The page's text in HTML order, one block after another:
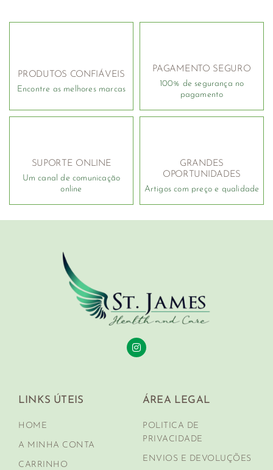
PRODUTOS CONFIÁVEIS
Encontre as melhores marcas
PAGAMENTO SEGURO
100% de segurança no
pagamento
SUPORTE ONLINE
Um canal de comunicação
online
GRANDES
OPORTUNIDADES
Artigos com preço e qualidade
LINKS ÚTEIS
HOME
A MINHA CONTA
CARRINHO
ÁREA LEGAL
POLITICA DE
PRIVACIDADE
ENVIOS E DEVOLUÇÕES